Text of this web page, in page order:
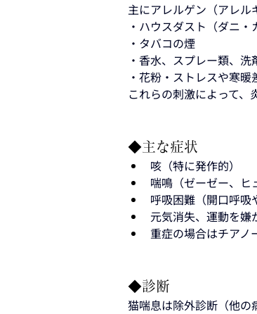
主にアレルゲン（アレル
・ハウスダスト（ダニ・
・タバコの煙
・香水、スプレー類、
・花粉・ストレスや寒暖
これらの刺激によって、
◆主な症状
咳（特に発作的）
喘鳴（ゼーゼー、ヒ
呼吸困難（開口呼吸
元気消失、運動を嫌
重症の場合はチアノ
◆診断
猫喘息は除外診断（他の